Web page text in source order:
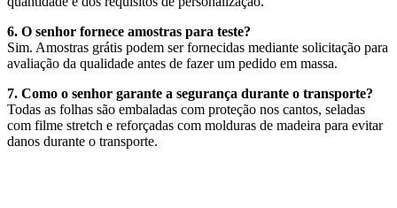
6. O senhor fornece amostras para teste?
Sim. Amostras grátis podem ser fornecidas mediante solicitação para
avaliação da qualidade antes de fazer um pedido em massa.
7. Como o senhor garante a segurança durante o transporte?
Todas as folhas são embaladas com proteção nos cantos, seladas
com filme stretch e reforçadas com molduras de madeira para evitar
danos durante o transporte.